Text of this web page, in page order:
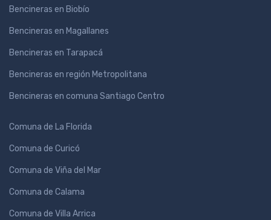
Bencineras en Biobío
Bencineras en Magallanes
Bencineras en Tarapacá
Bencineras en región Metropolitana
Bencineras en comuna Santiago Centro
Comuna de La Florida
Comuna de Curicó
Comuna de Viña del Mar
Comuna de Calama
Comuna de Villa Arrica